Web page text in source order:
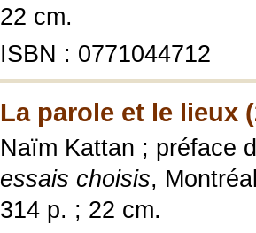
22 cm.
ISBN : 0771044712
La parole et le lieux
Naïm Kattan ; préface
essais choisis,
314 p. ; 22 cm.